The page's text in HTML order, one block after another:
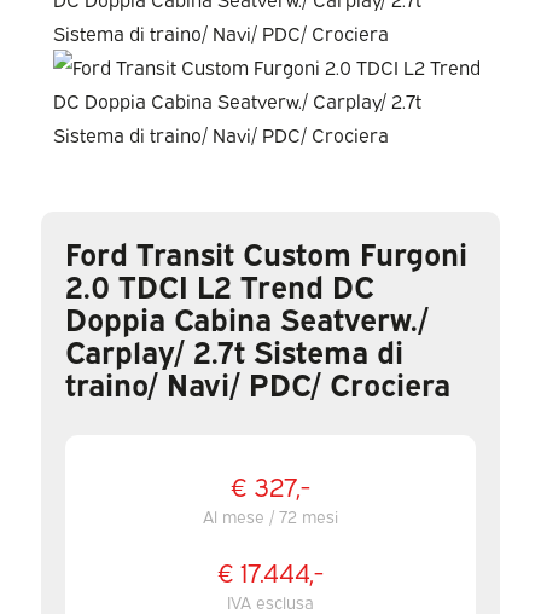
Ford Transit Custom Furgoni
2.0 TDCI L2 Trend DC
Doppia Cabina Seatverw./
Carplay/ 2.7t Sistema di
traino/ Navi/ PDC/ Crociera
€ 327,-
Al mese / 72 mesi
€ 17.444,-
IVA esclusa